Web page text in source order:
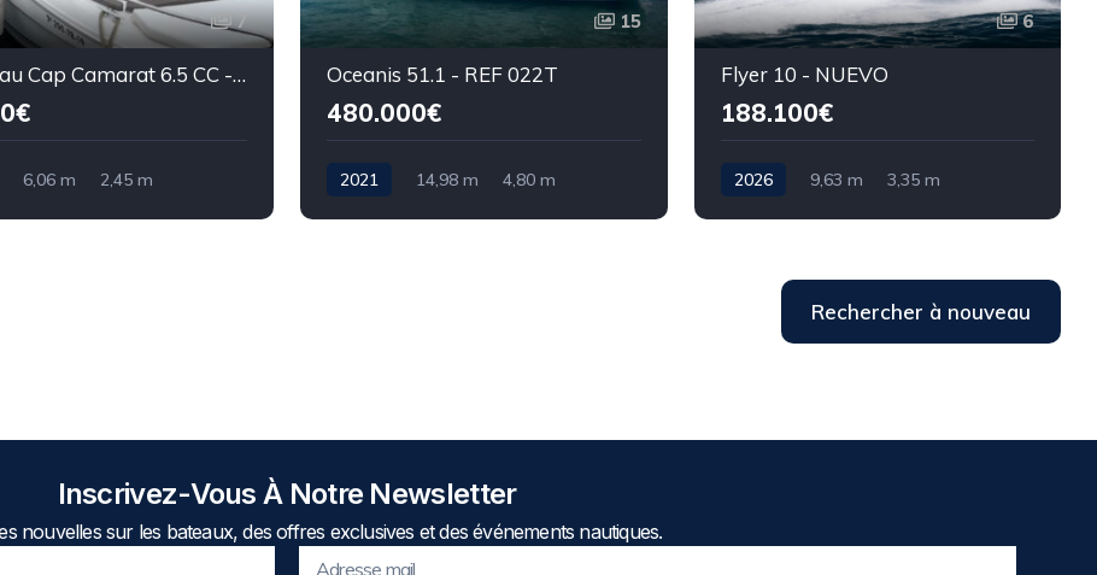
7
Jeanneau Cap Camarat 6.5 CC - REF 025P
6,06 m 2,45 m
15
Oceanis 51.1 - REF 022T
480.000€
2021 14,98 m 4,80 m
6
Flyer 10 - NUEVO
188.100€
2026 9,63 m 3,35 m
Rechercher à nouveau
Inscrivez-Vous À Notre Newsletter
nouvelles sur les bateaux, des offres exclusives et des événements nautiques.